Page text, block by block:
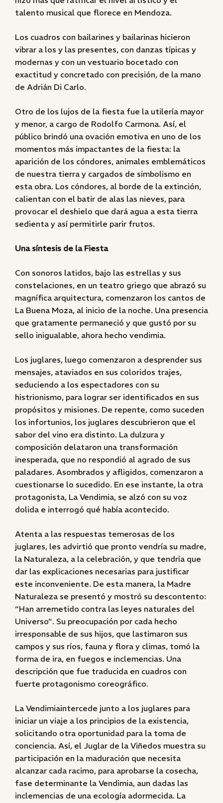
talento musical que florece en Mendoza.
Los cuadros con bailarines y bailarinas hicieron
vibrar a los y las presentes, con danzas típicas y
modernas y con un vestuario bocetado con
exactitud y concretado con precisión, de la mano
de Adrián Di Carlo.
Otro de los lujos de la fiesta fue la utilería mayor
y menor, a cargo de Rodolfo Carmona. Así, el
público brindó una ovación emotiva en uno de los
momentos más impactantes de la fiesta: la
aparición de los cóndores, animales emblemáticos
de nuestra tierra y cargados de simbolismo en
esta obra. Los cóndores, al borde de la extinción,
calientan con el batir de alas las nieves, para
provocar el deshielo que dará agua a esta tierra
sedienta y así permitirle parir frutos.
Una síntesis de la Fiesta
Con sonoros latidos, bajo las estrellas y sus
constelaciones, en un teatro griego que abrazó su
magnífica arquitectura, comenzaron los cantos de
La Buena Moza, al inicio de la noche. Una presencia
que gratamente permaneció y que gustó por su
sello inigualable, ahora hecho vendimia.
Los juglares, luego comenzaron a desprender sus
mensajes, ataviados en sus coloridos trajes,
seduciendo a los espectadores con su
histrionismo, para lograr ser identificados en sus
propósitos y misiones. De repente, como suceden
los infortunios, los juglares descubrieron que el
sabor del vino era distinto. La dulzura y
composición delataron una transformación
inesperada, que no respondió al agrado de sus
paladares. Asombrados y afligidos, comenzaron a
cuestionarse lo sucedido. En ese instante, la otra
protagonista, La Vendimia, se alzó con su voz
dolida e interrogó qué había acontecido.
Atenta a las respuestas temerosas de los
juglares, les advirtió que pronto vendría su madre,
la Naturaleza, a la celebración, y que tendría que
dar las explicaciones necesarias para justificar
este inconveniente. De esta manera, la Madre
Naturaleza se presentó y mostró su descontento:
“Han arremetido contra las leyes naturales del
Universo”. Su preocupación por cada hecho
irresponsable de sus hijos, que lastimaron sus
campos y sus ríos, fauna y flora y climas, tomó la
forma de ira, en fuegos e inclemencias. Una
descripción que fue traducida en cuadros con
fuerte protagonismo coreográfico.
La Vendimiaintercede junto a los juglares para
iniciar un viaje a los principios de la existencia,
solicitando otra oportunidad para la toma de
conciencia. Así, el Juglar de la Viñedos muestra su
participación en la maduración que necesita
alcanzar cada racimo, para aprobarse la cosecha,
fase determinante la Vendimia, aun dadas las
inclemencias de una ecología adormecida. La